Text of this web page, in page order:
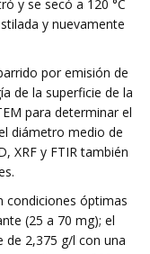
y se secó a 120 °C
y nuevamente
por emisión de
de la superficie de la
para determinar el
diámetro medio de
XRF y FTIR también
condiciones óptimas
(25 a 70 mg); el
de 2,375 g/l con una